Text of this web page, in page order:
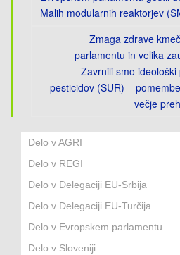
Malih modularnih reaktorjev
Zmaga zdrave
parlamentu in velika
Zavrnili smo
pesticidov (SUR) –
večje
Delo v AGRI
Delo v REGI
Delo v Delegaciji EU-Srbija
Delo v Delegaciji EU-Turčija
Delo v Evropskem parlamentu
Delo v Sloveniji